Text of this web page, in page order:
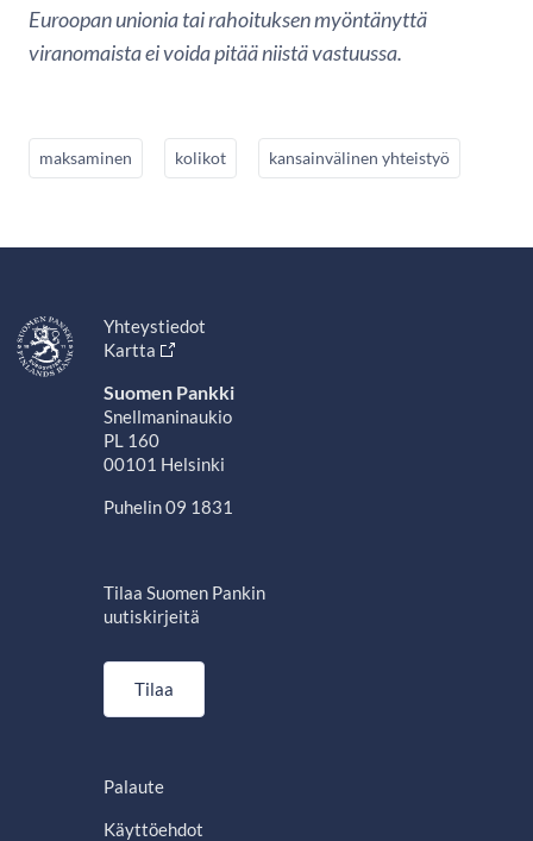
Euroopan unionia tai rahoituksen myöntänyttä
viranomaista ei voida pitää niistä vastuussa.
maksaminen kolikot kansainvälinen yhteistyö
Yhteystiedot
Kartta
Suomen Pankki
Snellmaninaukio
PL 160
00101 Helsinki
Puhelin 09 1831
Tilaa Suomen Pankin
uutiskirjeitä
Tilaa
Palaute
Käyttöehdot